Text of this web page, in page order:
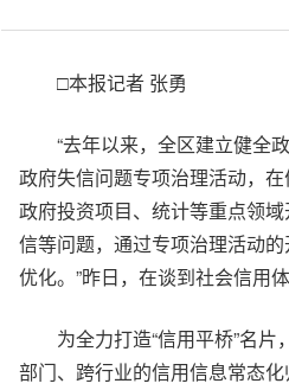
□本报记者 张勇
“去年以来，全区建立健全
政府失信问题专项治理活动，
政府投资项目、统计等重点领
信等问题，通过专项治理活动
优化。”昨日，在谈到社会信用
为全力打造“信用平桥”名
部门、跨行业的信用信息常态